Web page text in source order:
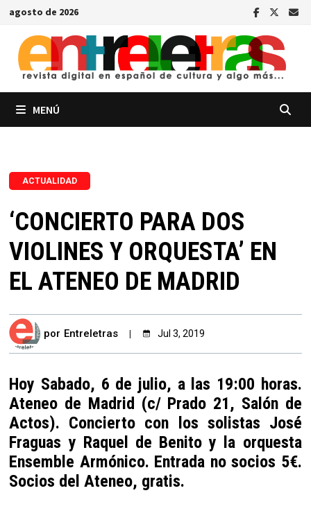
Saltar
contenido
agosto de 2026
MENÚ
ACTUALIDAD
‘CONCIERTO PARA DOS
VIOLINES Y ORQUESTA’ EN
EL ATENEO DE MADRID
por Entreletras Jul 3, 2019
Hoy Sabado, 6 de julio, a las 19:00 horas.
Ateneo de Madrid (c/ Prado 21, Salón de
Actos). Concierto con los solistas José
Fraguas y Raquel de Benito y la orquesta
Ensemble Armónico. Entrada no socios 5€.
Socios del Ateneo, gratis.